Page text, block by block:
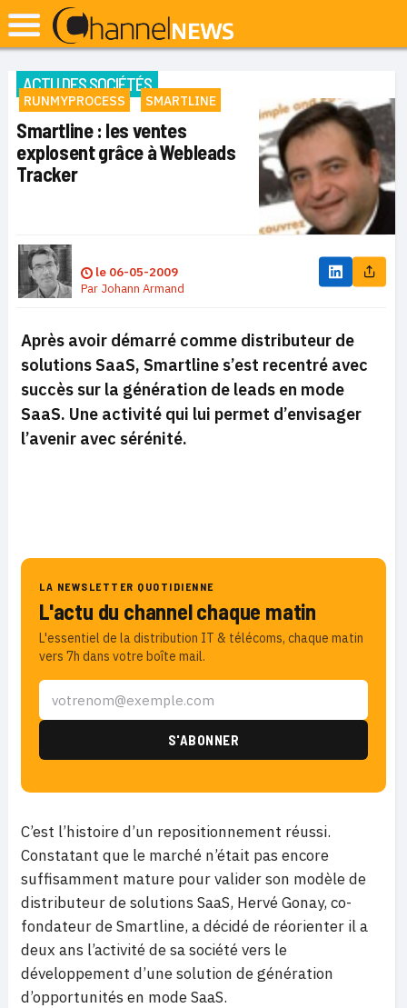
ACTU DES SOCIÉTÉS
RUNMYPROCESS SMARTLINE
Smartline : les ventes
explosent grâce à Webleads
Tracker
le 06-05-2009
Par Johann Armand
Après avoir démarré comme distributeur de
solutions SaaS, Smartline s’est recentré avec
succès sur la génération de leads en mode
SaaS. Une activité qui lui permet d’envisager
l’avenir avec sérénité.
LA NEWSLETTER QUOTIDIENNE
L'actu du channel chaque matin
L'essentiel de la distribution IT & télécoms, chaque matin
vers 7h dans votre boîte mail.
C’est l’histoire d’un repositionnement réussi.
Constatant que le marché n’était pas encore
suffisamment mature pour valider son modèle de
distributeur de solutions SaaS, Hervé Gonay, co-
fondateur de Smartline, a décidé de réorienter il a
deux ans l’activité de sa société vers le
développement d’une solution de génération
d’opportunités en mode SaaS.